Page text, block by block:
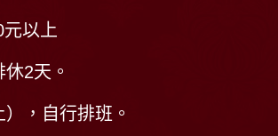
以上
2天。
，自行排班。